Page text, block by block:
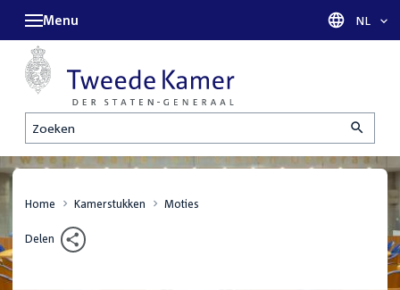
Zoeken
Menu Taal
NL
Home Kamerstukken Moties
Delen